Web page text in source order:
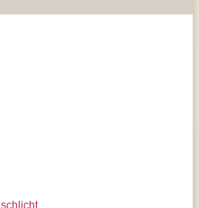
schlicht